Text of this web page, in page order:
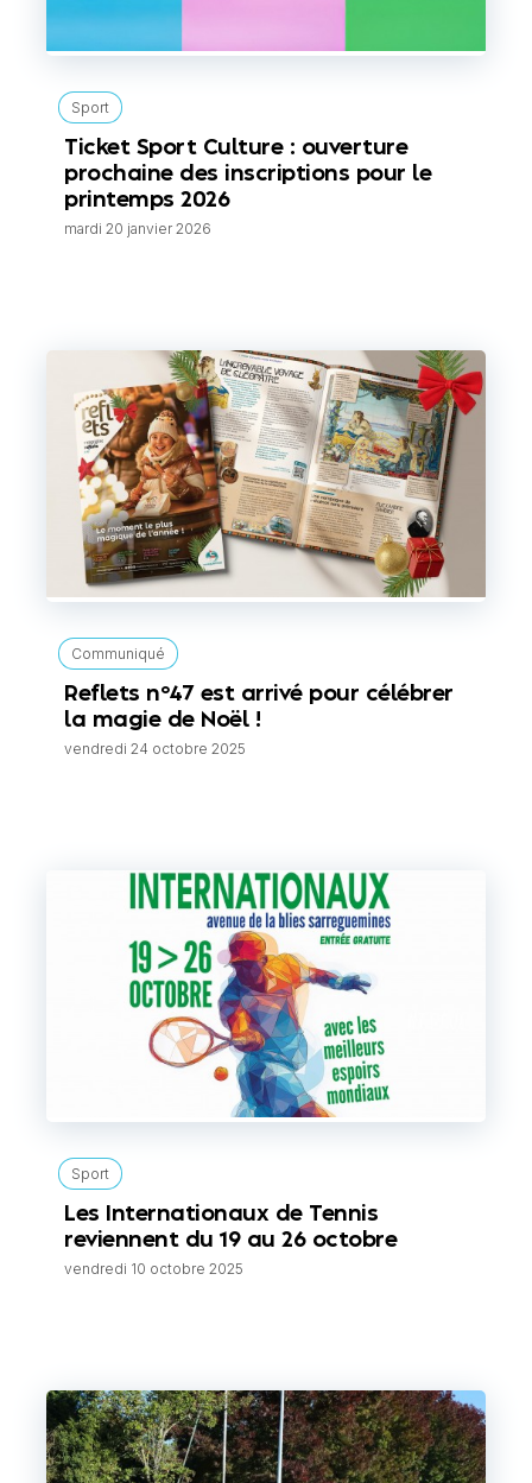
Sport
Ticket Sport Culture : ouverture
prochaine des inscriptions pour le
printemps 2026
mardi 20 janvier 2026
Communiqué
Reflets n°47 est arrivé pour célébrer
la magie de Noël !
vendredi 24 octobre 2025
Sport
Les Internationaux de Tennis
reviennent du 19 au 26 octobre
vendredi 10 octobre 2025